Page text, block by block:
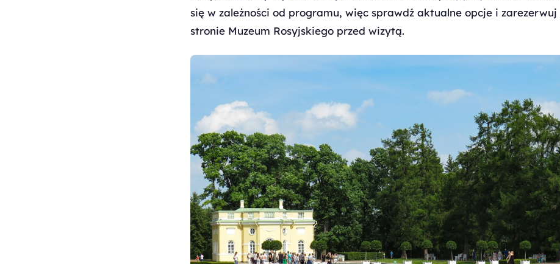
się w zależności od programu, więc sprawdź aktualne opcje i
stronie Muzeum Rosyjskiego przed wizytą.